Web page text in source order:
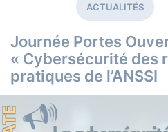
ACTUALITÉS
Journée Portes
« Cybersécurité des
pratiques de l’ANSSI